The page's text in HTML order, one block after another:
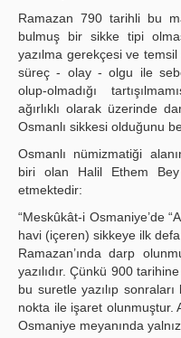
Ramazan 790 tarihli bu
bulmuş bir sikke tipi
yazılma gerekçesi ve
süreç - olay - olgu ile
olup-olmadığı
ağırlıklı olarak üzerinde
Osmanlı sikkesi olduğunu
Osmanlı nümizmatiği
biri olan Halil Ethem
etmektedir:
“Meskûkât-i Osmaniye’de
havi (içeren) sikkeye ilk
Ramazan’ında darp
yazılıdır. Çünkü 900
bu suretle yazılıp
nokta ile işaret olunmuştur.
Osmaniye meyanında